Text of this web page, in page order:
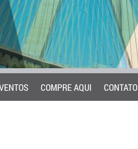
COMPRE AQUI CONTATO